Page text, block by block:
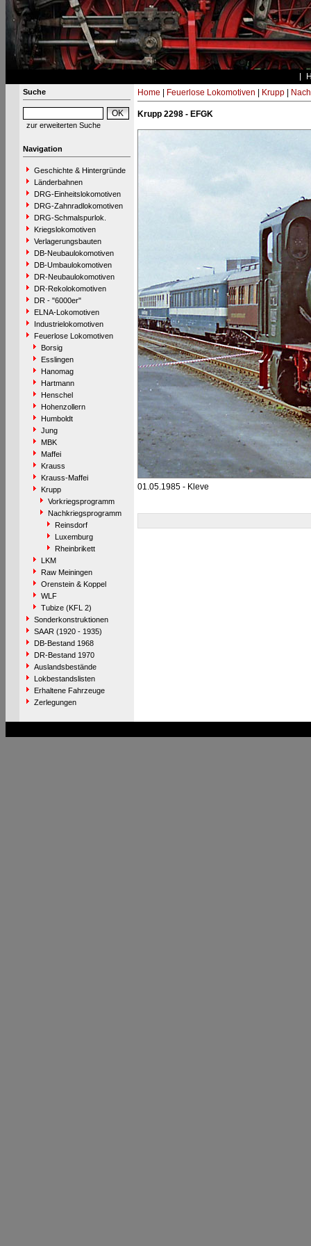
Suche
zur erweiterten Suche
Navigation
Geschichte & Hintergründe
Länderbahnen
DRG-Einheitslokomotiven
DRG-Zahnradlokomotiven
DRG-Schmalspurlok.
Kriegslokomotiven
Verlagerungsbauten
DB-Neubaulokomotiven
DB-Umbaulokomotiven
DR-Neubaulokomotiven
DR-Rekolokomotiven
DR - "6000er"
ELNA-Lokomotiven
Industrielokomotiven
Feuerlose Lokomotiven
Borsig
Esslingen
Hanomag
Hartmann
Henschel
Hohenzollern
Humboldt
Jung
MBK
Maffei
Krauss
Krauss-Maffei
Krupp
Vorkriegsprogramm
Nachkriegsprogramm
Reinsdorf
Luxemburg
Rheinbrikett
LKM
Raw Meiningen
Orenstein & Koppel
WLF
Tubize (KFL 2)
Sonderkonstruktionen
SAAR (1920 - 1935)
DB-Bestand 1968
DR-Bestand 1970
Auslandsbestände
Lokbestandslisten
Erhaltene Fahrzeuge
Zerlegungen
Home Feuerlose Lokomotiven Krupp|
Krupp 2298 - EFGK
01.05.1985 - Kleve